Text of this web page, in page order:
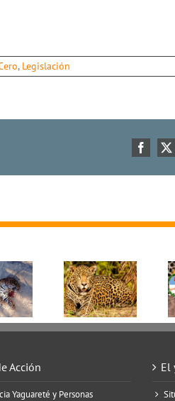
, Legislación
X
Acción
Yaguareté y Personas
El